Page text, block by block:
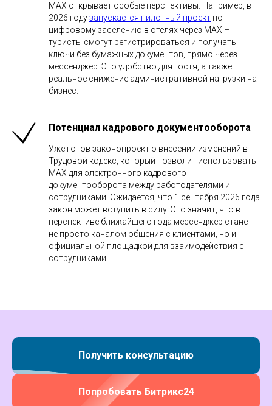
MAX открывает особые перспективы. Например, в
2026 годузапускается пилотный проект по
цифровому заселению в отелях через MAX –
туристы смогут регистрироваться и получать
ключи без бумажных документов, прямо через
мессенджер. Это удобство для гостя, а также
реальное снижение административной нагрузки на
бизнес.
Потенциал кадрового документооборота
Уже готов законопроект о внесении изменений в
Трудовой кодекс, который позволит использовать
MAX для электронного кадрового
документооборота между работодателями и
сотрудниками. Ожидается, что 1 сентября 2026 года
закон может вступить в силу. Это значит, что в
перспективе ближайшего года мессенджер станет
не просто каналом общения с клиентами, но и
официальной площадкой для взаимодействия с
сотрудниками.
Получить консультацию
Попробовать Битрикс24